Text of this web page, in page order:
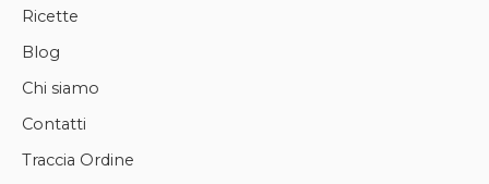
Ricette
Blog
Chi siamo
Contatti
Traccia Ordine